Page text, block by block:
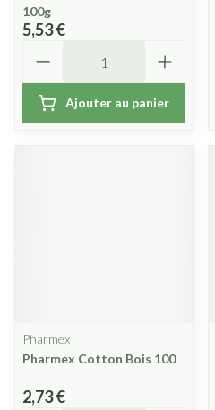
100g
5,53 €
Ajouter au panier
Pharmex
Pharmex Cotton Bois 100
2,73 €